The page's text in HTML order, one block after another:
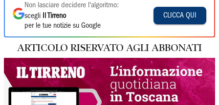
Non lasciare decidere l'algoritmo:
scegli
Il Tirreno
per le tue notizie su Google
CLICCA QUI
ARTICOLO RISERVATO AGLI ABBONATI